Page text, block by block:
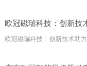
欧冠磁瑞科技：创新技
欧冠磁瑞科技：创新技术助